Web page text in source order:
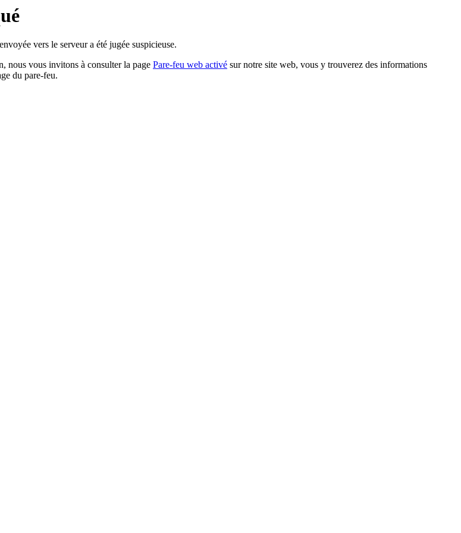
vers le serveur a été jugée suspicieuse.
nous vous invitons à consulter la page Pare-feu web activé sur notre site web, vous y trouverez des informations
du pare-feu.